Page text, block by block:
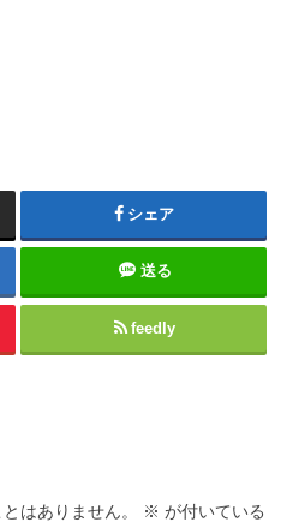
シェア
送る
feedly
はありません。 ※ が付いている